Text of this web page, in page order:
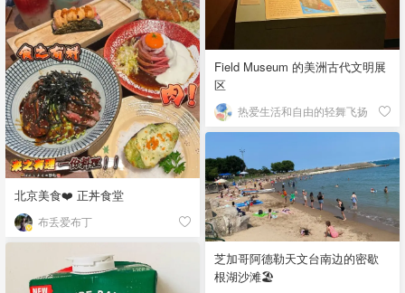
Field Museum 的美洲古代文明展
区
热爱生活和自由的轻舞飞扬
北京美食❤️ 正丼食堂
布丢爱布丁
芝加哥阿德勒天文台南边的密歇
根湖沙滩🏖️